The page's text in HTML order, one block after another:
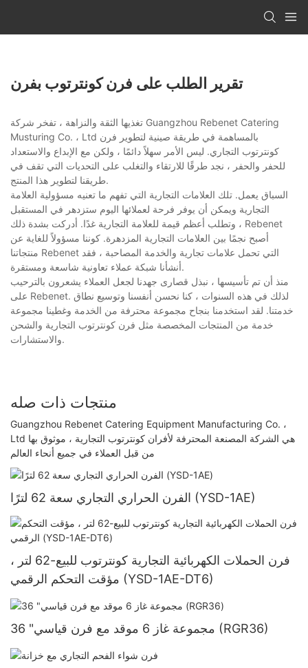
تقرير الطلب على فرن كونترتوب بفرن
تغذيها الثقة والنزاهة ، تفخر شركة Guangzhou Rebenet Catering
Musturing Co. ، Ltd بالمساهمة في طريقة صينية لتطوير فرن
كونترتوب التجاري. ليس الأمر سهلاً دائمًا ، ولكن مع الإبداع والاستعداد
للحفر والحفر ، نجد طرقًا للارتقاء والتغلب على التحديات التي تقف في
طريقنا لتطوير هذا المنتج.
السباق يعمل. تلك العلامات التجارية التي تفهم ما تعنيه مسؤولية العلامة
التجارية ويمكن أن يوفر فرحة لعملائها اليوم ستزدهر في المستقبل
وتطلب أعظم قيمة للعلامة التجارية غدًا. أدركت بشدة ذلك ، Rebenet
أصبح نجمًا بين العلامات التجارية المزدهرة. كوننا مسؤولاً للغاية عن
منتجاتنا Rebenet التي تحمل علامات تجارية والخدمة المصاحبة ، فقد
أنشأنا شبكة عملاء تعاونية شاسعة ومستقرة.
منذ أن تم تأسيسها ، نبذل قصارى جهدنا لجعل العملاء يشعرون بالترحيب
على Rebenet. لذلك في هذه السنوات ، كنا نحسن أنفسنا وتوسيع نطاق
خدمتنا. لقد استخدمنا بنجاح مجموعة محترفة من الخدمة وغطينا مجموعة
خدمة من المنتجات المخصصة مثل فرن كونترتوب التجارية والشحن
والاستشارات.
منتجات ذات صله
Guangzhou Rebenet Catering Equipment Manufacturing Co. ،
Ltd هي الشركة المصنعة المحترفة لأفران كونترتوب التجارية ، موثوق بها
من قبل العملاء في جميع أنحاء العالم
الفرن الحراري التجاري سعة 62 لترًا (YSD-1AE)
فرن الحملات الكهربائية التجارية كونترتوب للبيع-62 لتر ،
مؤقت التحكم الرقمي (YSD-1AE-DT6)
36 "مجموعة غاز 6 موقد مع فرن قياسي (RGR36)